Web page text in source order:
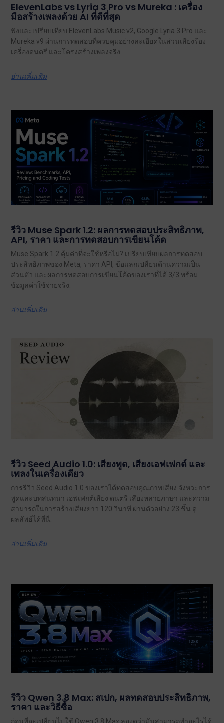
ElevenLabs vs Lyria 3 Pro vs Mureka : เครื่อง
มือสร้างเพลงด้วย AI ที่ดีที่สุด
ฟังและเปรียบเทียบ ElevenLabs Music v2, Google Lyria 3 Pro และ
Mureka v9 ผ่านการทดสอบที่ควบคุมอย่างละเอียดในส่วนเสียงร้อง
เครื่องดนตรี และโครงสร้างเพลงจริง.
อ่านเพิ่มเติม
รีวิว Muse Spark 1.2: ผลการทดสอบประสิทธิภาพ,
API, ราคา และการทดสอบการเขียนโค้ด
Muse Spark 1.2 คุ้มค่าที่จะใช้หรือไม่? เปรียบเทียบผลการทดสอบ
ประสิทธิภาพของ Meta, ราคา API, ข้อแลกเปลี่ยนด้านความเป็น
ส่วนตัว และผลการทดสอบการเขียนโค้ดของเราที่ได้ 3/3 พร้อม
ข้อมูลค่าใช้จ่ายจริง.
อ่านเพิ่มเติม
รีวิว Seed Audio 1.0: เสียงพูด, เสียงเอฟเฟกต์ และ
เพลงในเครื่องเดียว
การรีวิว Seed Audio 1.0 ของเราได้ทดสอบคุณภาพเสียง จังหวะการ
พูดและบทสนทนา เอฟเฟกต์เสียง ดนตรี เสียงหลายภาษา และความ
สามารถในการสร้างเสียงยาว 120 วินาที ผ่านตัวอย่าง 23 ชิ้น ดู
ผลลัพธ์ได้ที่นี่.
อ่านเพิ่มเติม
รีวิว Qwen 3.8 Max: สเปก, ผลทดสอบประสิทธิภาพ,
ราคา และวิธีซื้อ